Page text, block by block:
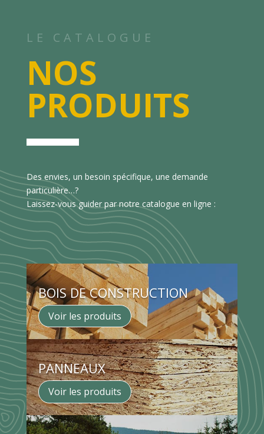
LE CATALOGUE
NOS
PRODUITS
Des envies, un besoin spécifique, une demande
particulière…?
Laissez-vous guider par notre catalogue en ligne :
BOIS DE CONSTRUCTION
Voir les produits
PANNEAUX
Voir les produits